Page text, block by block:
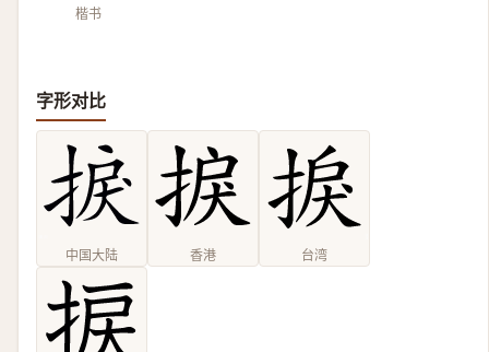
楷书
字形对比
中国大陆 香港 台湾